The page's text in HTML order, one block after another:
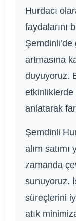
Hurdacı
faydalarını
artmasına
duyuyoruz.
etkinliklerde
anlatarak
Şemdinli
alım satımı
zamanda
sunuyoruz.
süreçlerini
atık